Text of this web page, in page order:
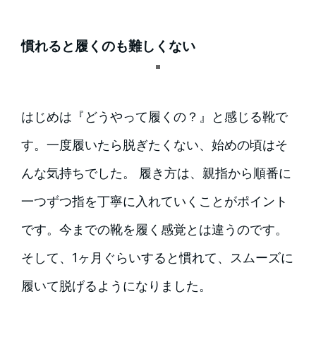
慣れると履くのも難しくない
はじめは『どうやって履くの？』と感じる靴で
す。一度履いたら脱ぎたくない、始めの頃はそ
んな気持ちでした。 履き方は、親指から順番に
一つずつ指を丁寧に入れていくことがポイント
です。今までの靴を履く感覚とは違うのです。
そして、1ヶ月ぐらいすると慣れて、スムーズに
履いて脱げるようになりました。